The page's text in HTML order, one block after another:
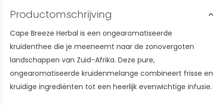
Productomschrijving
Cape Breeze Herbal is een ongearomatiseerde
kruidenthee die je meeneemt naar de zonovergoten
landschappen van Zuid-Afrika. Deze pure,
ongearomatiseerde kruidenmelange combineert frisse en
kruidige ingrediënten tot een heerlijk evenwichtige infusie.